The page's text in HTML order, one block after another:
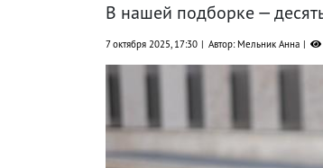
В нашей подборке —
7 октября 2025, 17:30 Автор: Мельник Анна